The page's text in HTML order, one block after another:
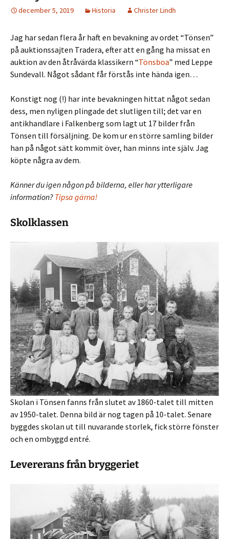
december 5, 2019 Historia Christer Lindh
Jag har sedan flera år haft en bevakning av ordet “Tönsen”
på auktionssajten Tradera, efter att en gång ha missat en
auktion av den åtråvärda klassikern “Tönsboa” med Leppe
Sundevall. Något sådant får förstås inte hända igen…
Konstigt nog (!) har inte bevakningen hittat något sedan
dess, men nyligen plingade det slutligen till; det var en
antikhandlare i Falkenberg som lagt ut 17 bilder från
Tönsen till försäljning. De kom ur en större samling bilder
han på något sätt kommit över, han minns inte själv. Jag
köpte några av dem.
Känner du igen någon på bilderna, eller har ytterligare
information? Tipsa gärna!
Skolklassen
Skolan i Tönsen fanns från slutet av 1860-talet till mitten
av 1950-talet. Denna bild är nog tagen på 10-talet. Senare
byggdes skolan ut till nuvarande storlek, fick större fönster
och en ombyggd entré.
Levererans från bryggeriet